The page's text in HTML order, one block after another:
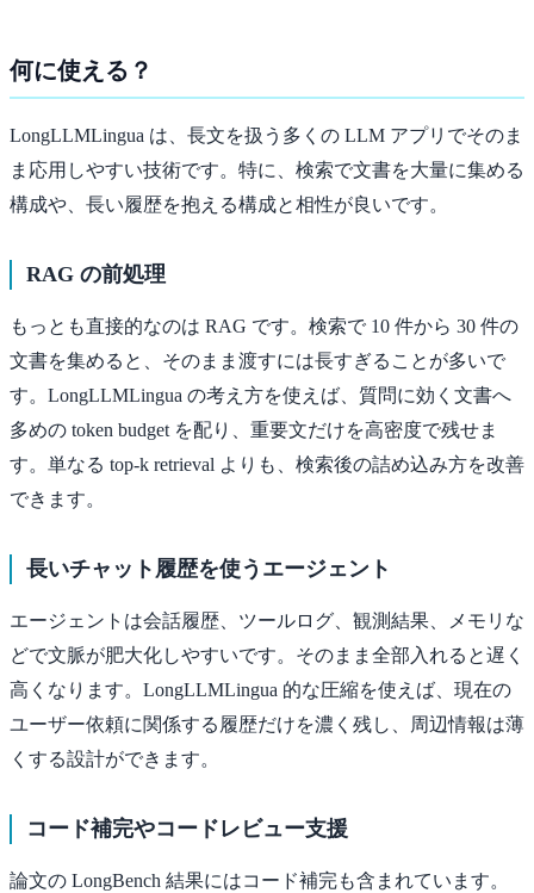
何に使える？
LongLLMLingua は、長文を扱う多くの LLM アプリでそのま
ま応用しやすい技術です。特に、検索で文書を大量に集める
構成や、長い履歴を抱える構成と相性が良いです。
RAG の前処理
もっとも直接的なのは RAG です。検索で 10 件から 30 件の
文書を集めると、そのまま渡すには長すぎることが多いで
す。LongLLMLingua の考え方を使えば、質問に効く文書へ
多めの token budget を配り、重要文だけを高密度で残せま
す。単なる top-k retrieval よりも、検索後の詰め込み方を改善
できます。
長いチャット履歴を使うエージェント
エージェントは会話履歴、ツールログ、観測結果、メモリな
どで文脈が肥大化しやすいです。そのまま全部入れると遅く
高くなります。LongLLMLingua 的な圧縮を使えば、現在の
ユーザー依頼に関係する履歴だけを濃く残し、周辺情報は薄
くする設計ができます。
コード補完やコードレビュー支援
論文の LongBench 結果にはコード補完も含まれています。